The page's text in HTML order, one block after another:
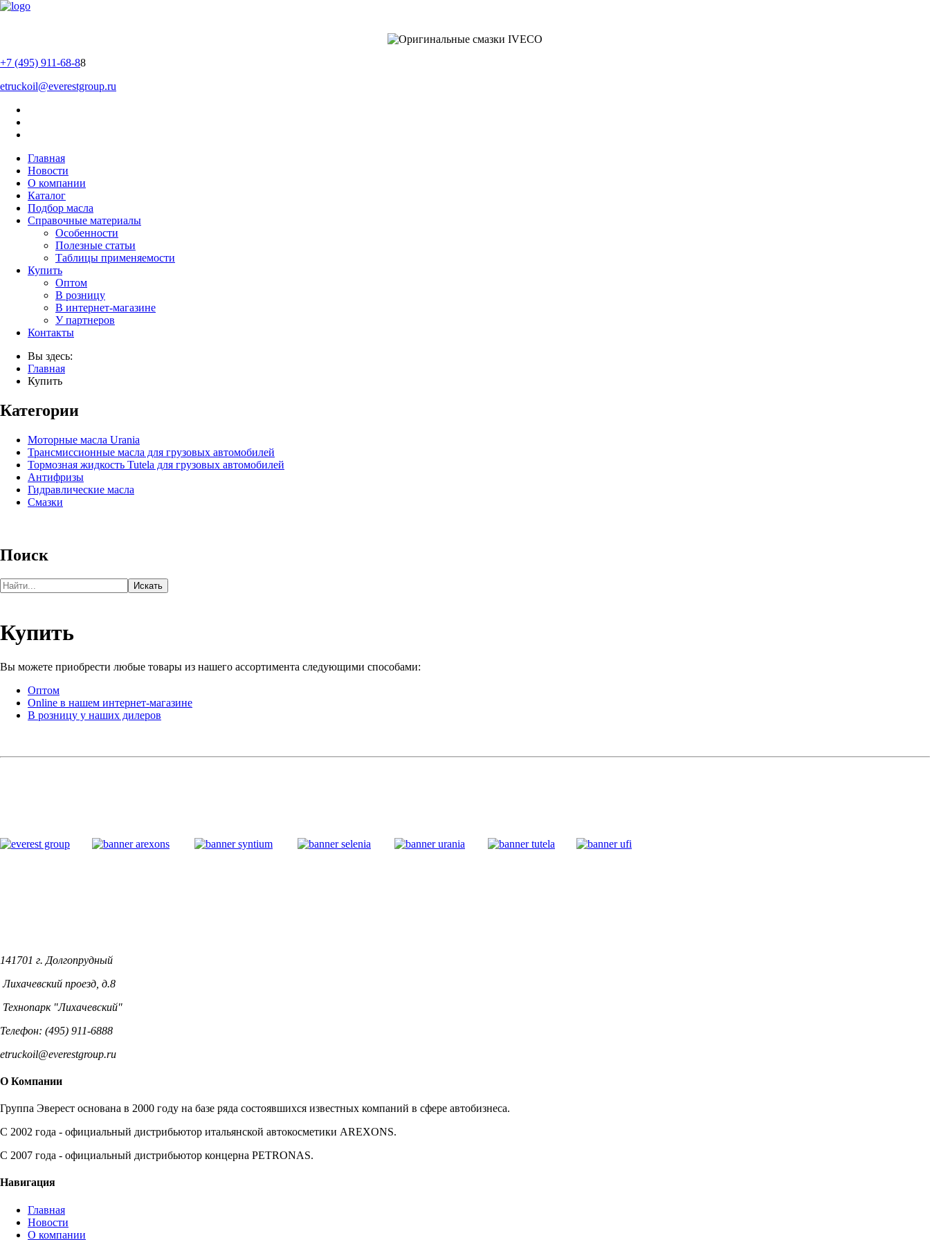
+7 (495) 911-68-88
etruckoil@everestgroup.ru
Главная
Новости
О компании
Каталог
Подбор масла
Справочные материалы
Особенности
Полезные статьи
Таблицы применяемости
Купить
Оптом
В розницу
В интернет-магазине
У партнеров
Контакты
Вы здесь:
Главная
Купить
Категории
Моторные масла Urania
Трансмиссионные масла для грузовых автомобилей
Тормозная жидкость Tutela для грузовых автомобилей
Антифризы
Гидравлические масла
Смазки
Поиск
Купить
Вы можете приобрести любые товары из нашего ассортимента следующими способами:
Оптом
Online в нашем интернет-магазине
В розницу у наших дилеров
141701 г. Долгопрудный
Лихачевский проезд, д.8
Технопарк "Лихачевский"
Телефон: (495) 911-6888
etruckoil@everestgroup.ru
О Компании
Группа Эверест основана в 2000 году на базе ряда состоявшихся известных компаний в сфере автобизнеса.
C 2002 года - официальный дистрибьютор итальянской автокосметики AREXONS.
С 2007 года - официальный дистрибьютор концерна PETRONAS.
Навигация
Главная
Новости
О компании